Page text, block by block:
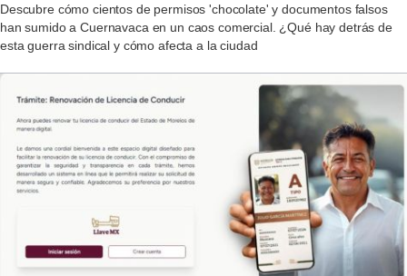
Descubre cómo cientos de permisos 'chocolate' y documentos falsos
han sumido a Cuernavaca en un caos comercial. ¿Qué hay detrás de
esta guerra sindical y cómo afecta a la ciudad